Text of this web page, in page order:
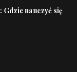
nauczyć się